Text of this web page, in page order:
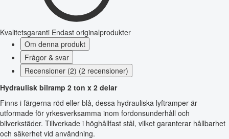
Kvalitetsgaranti Endast originalprodukter
Om denna produkt
Frågor & svar
Recensioner (2) (2 recensioner)
Hydraulisk bilramp 2 ton x 2 delar
Finns i färgerna röd eller blå, dessa hydrauliska lyftramper är
utformade för yrkesverksamma inom fordonsunderhåll och
bilverkstäder. Tillverkade i höghållfast stål, vilket garanterar hållbarhet
och säkerhet vid användning.